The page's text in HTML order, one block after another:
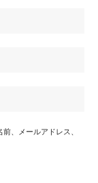
、メールアドレス、